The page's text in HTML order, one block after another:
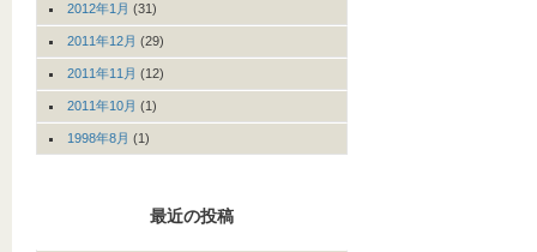
2012年1月 (31)
2011年12月 (29)
2011年11月 (12)
2011年10月 (1)
1998年8月 (1)
最近の投稿